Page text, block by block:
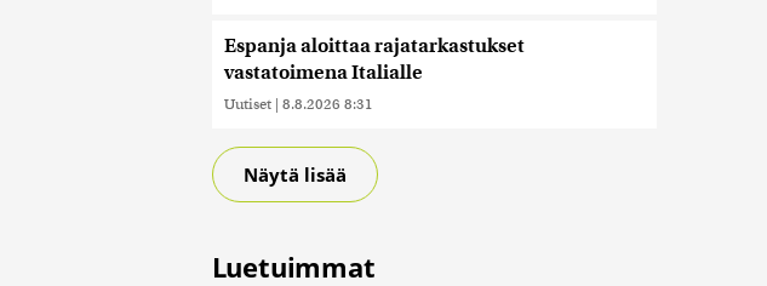
Espanja aloittaa rajatarkastukset
vastatoimena Italialle
Uutiset | 8.8.2026 8:31
Näytä lisää
Luetuimmat